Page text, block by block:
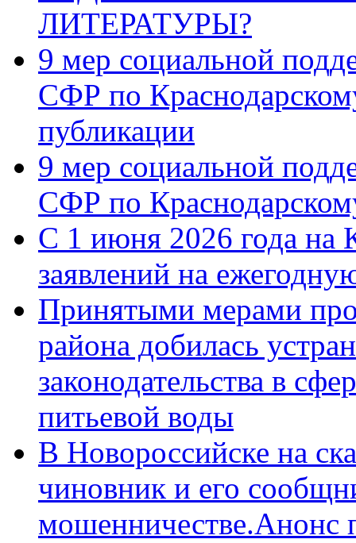
ЛИТЕРАТУРЫ?
9 мер социальной
СФР по
публикации
9 мер социальной
СФР по
С 1 июня 2026 года на
заявлений на
Принятыми мерами
района добилась
законодательства в
питьевой воды
В Новороссийске на
чиновник и его
мошенничестве.Анонс